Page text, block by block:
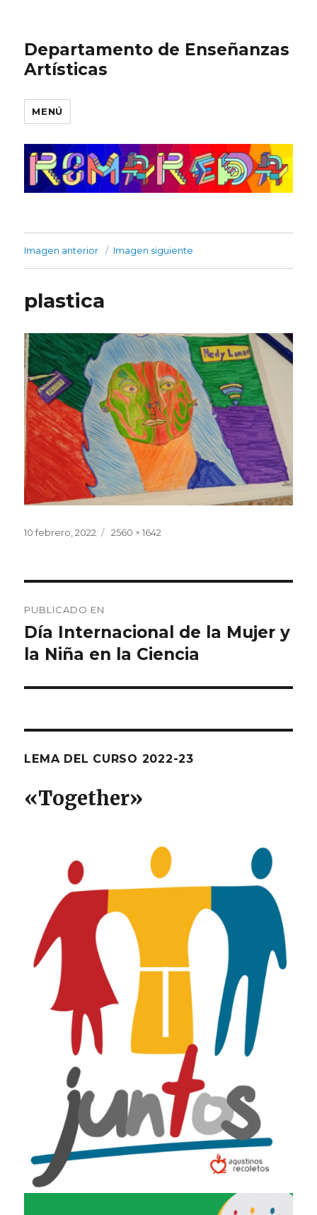
Departamento de Enseñanzas
Artísticas
MENÚ
Imagen anterior Imagen siguiente
plastica
Publicado
10 febrero, 2022
Tamaño
2560 × 1642
de
entradas
PUBLICADO EN
Día Internacional de la Mujer y
la Niña en la Ciencia
LEMA DEL CURSO 2022-23
«Together»